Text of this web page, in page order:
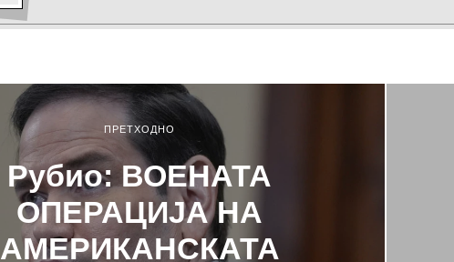
ПРЕТХОДНО
Рубио: ВОЕНАТА
ОПЕРАЦИЈА НА
АМЕРИКАНСКАТА